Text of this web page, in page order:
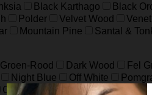
Black Karthago Black
Polder Velvet Wood
Mountain Pine Santal &
Rood Dark Wood Fel
Night Blue Off White
Champagne Cognac